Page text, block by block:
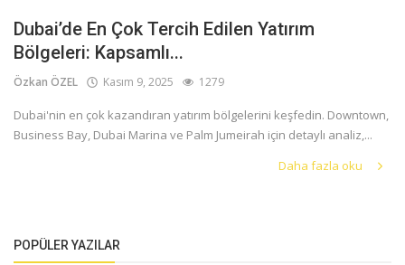
Dubai’de En Çok Tercih Edilen Yatırım
Bölgeleri: Kapsamlı...
Özkan ÖZEL Kasım 9, 2025 1279
Dubai'nin en çok kazandıran yatırım bölgelerini keşfedin. Downtown,
Business Bay, Dubai Marina ve Palm Jumeirah için detaylı analiz,...
Daha fazla oku
POPÜLER YAZILAR